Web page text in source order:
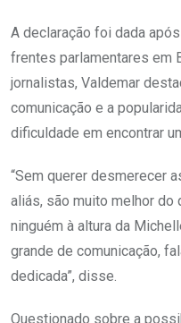
A declaração foi dada
frentes parlamentares em
jornalistas, Valdemar
comunicação e a
dificuldade em encontrar
“Sem querer desmerecer
aliás, são muito melhor do
ninguém à altura da
grande de comunicação,
dedicada”, disse.
Questionado sobre a